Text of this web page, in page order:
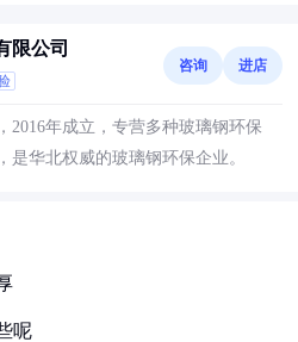
限公司
咨询 进店
2016年成立，专营多种玻璃钢环保
华北权威的玻璃钢环保企业。
呢